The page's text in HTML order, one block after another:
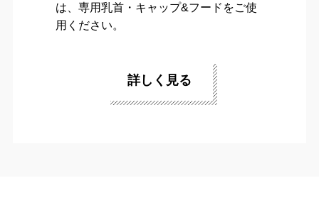
は、専用乳首・キャップ&フードをご使
用ください。
詳しく見る